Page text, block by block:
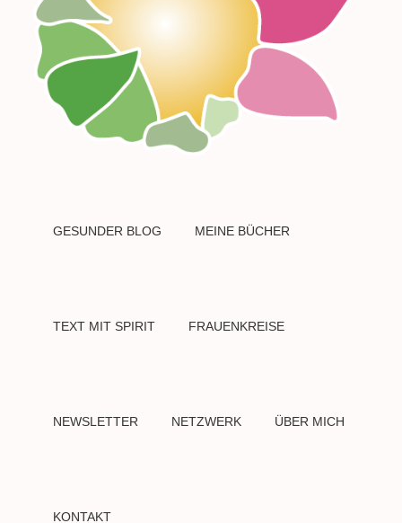
GESUNDER BLOG MEINE BÜCHER
TEXT MIT SPIRIT FRAUENKREISE
NEWSLETTER NETZWERK ÜBER MICH
KONTAKT